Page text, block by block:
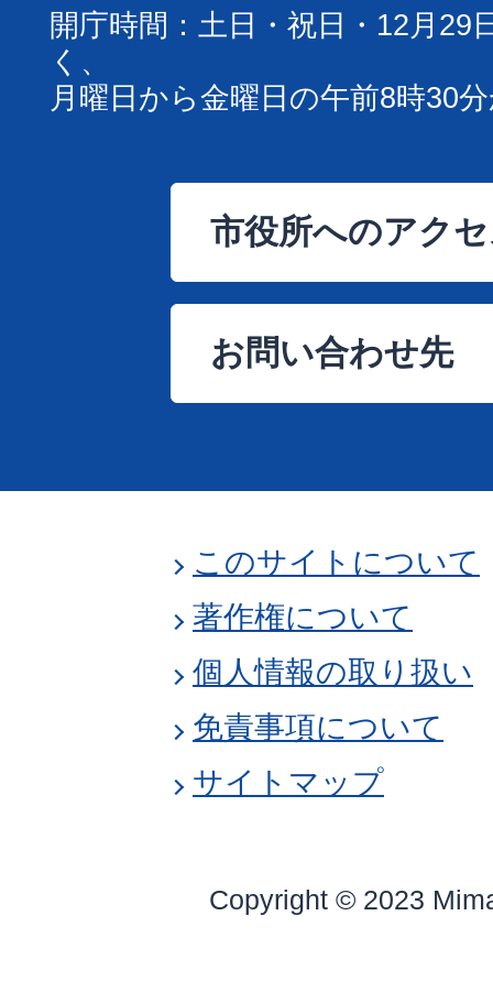
開庁時間：土日・祝日・12月29
く、
月曜日から金曜日の午前8時30
市役所へのアク
お問い合わせ先
このサイトについて
著作権について
個人情報の取り扱い
免責事項について
サイトマップ
Copyright © 2023